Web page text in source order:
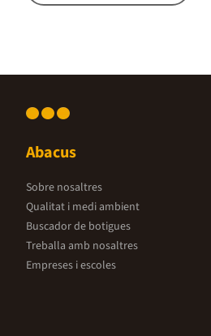
Abacus
Sobre nosaltres
Qualitat i medi ambient
Buscador de botigues
Treballa amb nosaltres
Empreses i escoles